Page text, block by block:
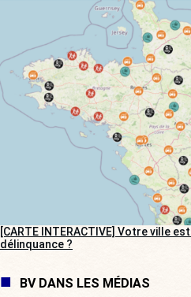
[CARTE INTERACTIVE] Votre ville
délinquance ?
BV DANS LES MÉDIAS